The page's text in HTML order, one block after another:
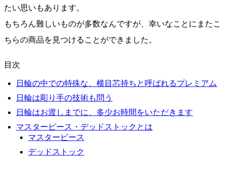
たい思いもあります。
もちろん難しいものが多数なんですが、幸いなことにまたこ
ちらの商品を見つけることができました。
目次
日輪の中での特殊な、横目芯持ちと呼ばれるプレミアム
日輪は彫り手の技術も問う
日輪はお渡しまでに、多少お時間をいただきます
マスターピース・デッドストックとは
マスターピース
デッドストック